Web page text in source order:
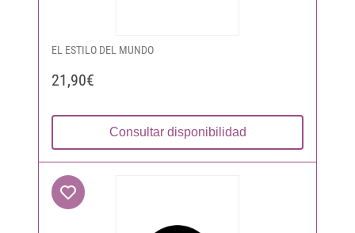
EL ESTILO DEL MUNDO
21,90€
Consultar disponibilidad